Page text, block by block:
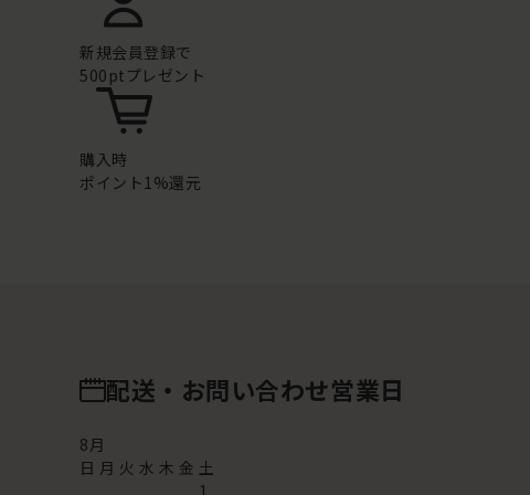
新規会員登録で
500ptプレゼント
購入時
ポイント1%還元
配送・お問い合わせ営業日
8月
日 月 火 水 木 金 土